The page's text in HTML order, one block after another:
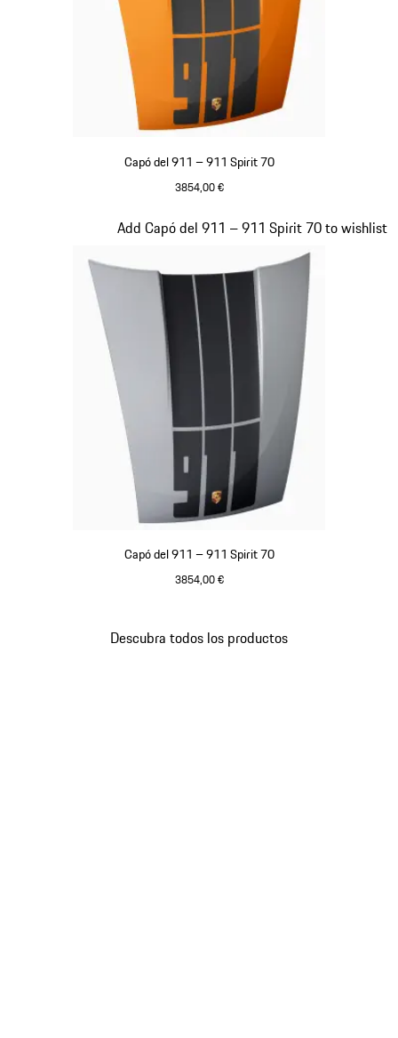
Capó del 911 – 911 Spirit 70
3854,00 €
Capó del 911 – 911 Spirit 70
3854,00 €
Add Capó del 911 – 911 Spirit 70 to wishlist
Diapositiva 20 de 20
Descubra todos los productos